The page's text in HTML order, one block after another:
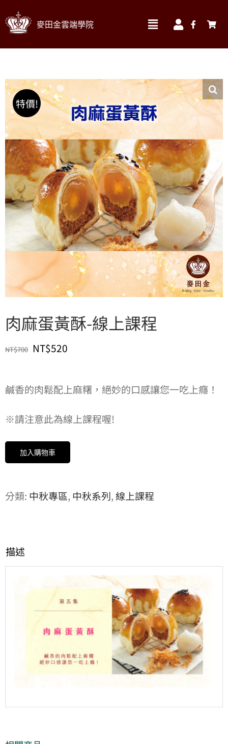
Skip
to
content
麥田金雲端學院
Toggle
Navigation
線上課程
食材
烘焙器材&包材
搜
索
結
果：
Toggle
我的帳號
我的課程
帳號資料
帳單地址
送貨地址
特價!
肉麻蛋黃酥-線上課程
NT$700 原
價
NT$700。
NT$520
價
NT$520。
鹹香的肉鬆配上麻糬，絕妙的口感讓您一吃上癮！
※請注意此為線上課程喔!
加入購物車
分類: 中秋專區, 中秋系列, 線上課程
描述